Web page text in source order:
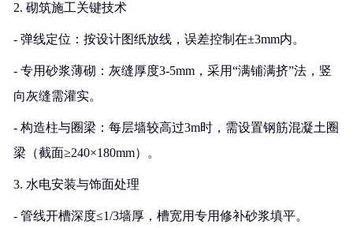
2. 砌筑施工关键技术
- 弹线定位：按设计图纸放线，误差控制在±3mm内。
- 专用砂浆薄砌：灰缝厚度3-5mm，采用“满铺满挤”法，竖
向灰缝需灌实。
- 构造柱与圈梁：每层墙较高过3m时，需设置钢筋混凝土圈
梁（截面≥240×180mm）。
3. 水电安装与饰面处理
- 管线开槽深度≤1/3墙厚，槽宽用专用修补砂浆填平。